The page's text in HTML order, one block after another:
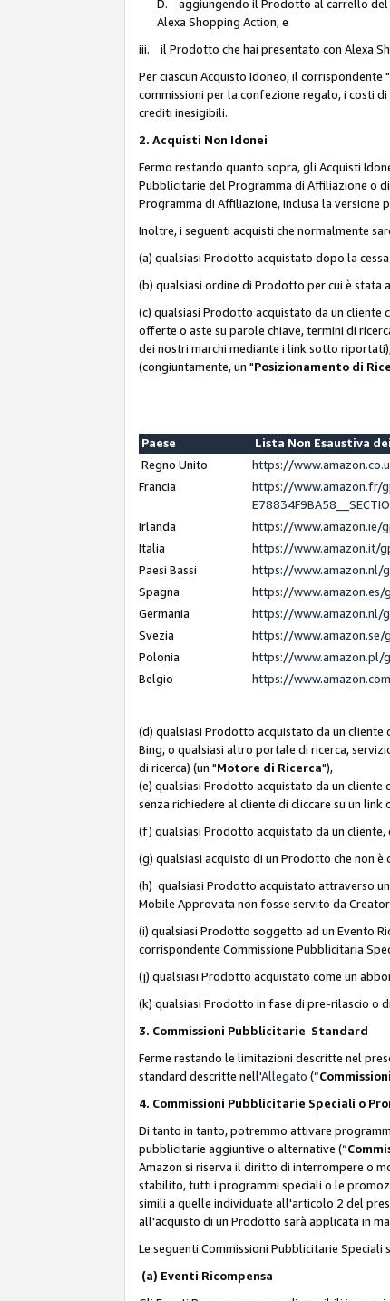
D. aggiungendo il Prodotto al carrello del
Alexa Shopping Action; e
iii. il Prodotto che hai presentato con Alexa
Per ciascun Acquisto Idoneo, il corrispondente "
commissioni per la confezione regalo, i costi
crediti inesigibili.
2. Acquisti Non Idonei
Fermo restando quanto sopra, gli Acquisti
Pubblicitarie del Programma di Affiliazione o
Programma di Affiliazione, inclusa la versione
Inoltre, i seguenti acquisti che normalmente
(a) qualsiasi Prodotto acquistato dopo la
(b) qualsiasi ordine di Prodotto per cui è stata
(c) qualsiasi Prodotto acquistato da un cliente
offerte o aste su parole chiave, termini di
dei nostri marchi mediante i link sotto
(congiuntamente, un "Posizionamento di
Paese
Lista Non Esaustiva
Regno Unito
https://
Francia
https://www.amazon.fr/
Irlanda
https://www.amazon.ie/
Italia
https://www.amazon.it/
Paesi Bassi
https://www.amazon.nl/
Spagna
https://
Germania
https://www.amazon.nl/
Svezia
https://
Polonia
https://www.amazon.pl/
Belgio
https://
(d) qualsiasi Prodotto acquistato da un cliente
Bing, o qualsiasi altro portale di ricerca,
di ricerca) (un "Motore di Ricerca"),
(e) qualsiasi Prodotto acquistato da un cliente
senza richiedere al cliente di cliccare su un
(f) qualsiasi Prodotto acquistato da un
(g) qualsiasi acquisto di un Prodotto che non
(h) qualsiasi Prodotto acquistato attraverso
Mobile Approvata non fosse servito da
(i) qualsiasi Prodotto soggetto ad un Evento
corrispondente Commissione Pubblicitaria
(j) qualsiasi Prodotto acquistato come un
(k) qualsiasi Prodotto in fase di pre-rilascio o
3. Commissioni Pubblicitarie Standard
Ferme restando le limitazioni descritte nel
standard descritte nell'Allegato (“
4. Commissioni Pubblicitarie Speciali o
Di tanto in tanto, potremmo attivare
pubblicitarie aggiuntive o alternative (“
Amazon si riserva il diritto di interrompere o
stabilito, tutti i programmi speciali o le
simili a quelle individuate all'articolo 2 del
all'acquisto di un Prodotto sarà applicata in
Le seguenti Commissioni Pubblicitarie
(a) Eventi Ricompensa